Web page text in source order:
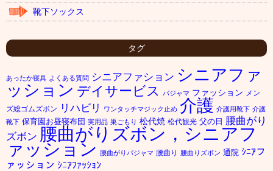
靴下ソックス
タグ
あったか寝具 よくある質問 シニアファション シニアファ
ッション デイサービス パジャマ ファッション メン
ズ総ゴムズボン
リハビリ ワンタッチマジック止め 介護 介護用靴下 介護
靴下 保育園お昼寝布団 実用品 巣ごもり 松代焼 松代観光 父の日 腰曲がり
ズボン 腰曲がりズボン，シニアフ
ァッション 腰曲がりパジャマ 腰曲り 腰曲りズボン 通院 ｼﾆｱフ
ァッション ｼﾆｱﾌｧｯｼｮﾝ